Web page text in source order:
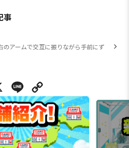
事
のアームで交互に振りながら手前にず
X Line